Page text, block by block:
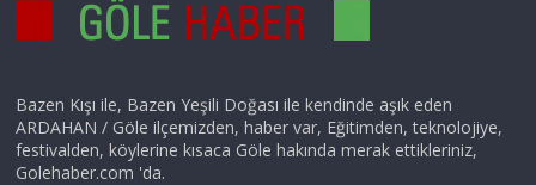
Bazen Kışı ile, Bazen Yeşili Doğası ile kendinde aşık eden
ARDAHAN / Göle ilçemizden, haber var, Eğitimden, teknolojiye,
festivalden, köylerine kısaca Göle hakında merak ettikleriniz,
Golehaber.com 'da.